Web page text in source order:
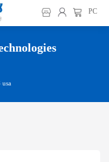
PC
usa